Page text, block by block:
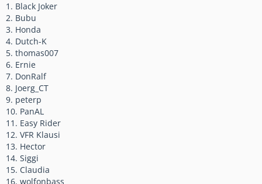
1. Black Joker
2. Bubu
3. Honda
4. Dutch-K
5. thomas007
6. Ernie
7. DonRalf
8. Joerg_CT
9. peterp
10. PanAL
11. Easy Rider
12. VFR Klausi
13. Hector
14. Siggi
15. Claudia
16. wolfonbass